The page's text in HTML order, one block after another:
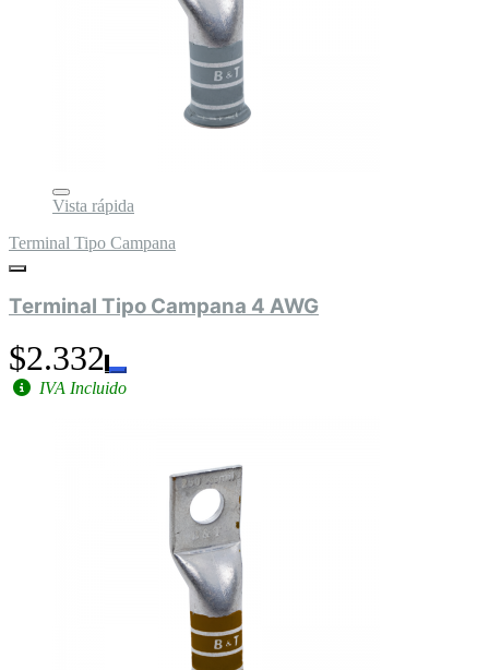
Vista rápida
Terminal Tipo Campana
Terminal Tipo Campana 4 AWG
$2.332
IVA Incluido